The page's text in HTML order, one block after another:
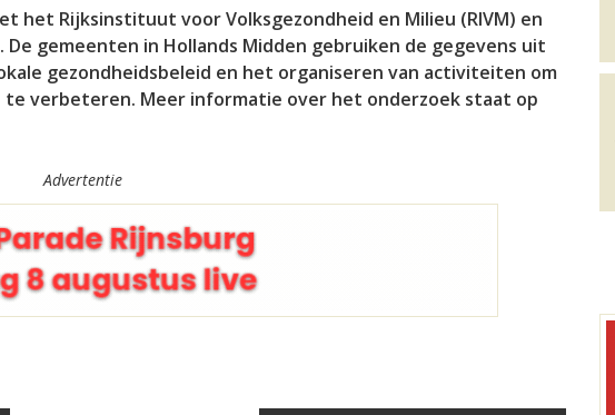
het Rijksinstituut voor Volksgezondheid en Milieu (RIVM) en
gemeenten in Hollands Midden gebruiken de gegevens uit
gezondheidsbeleid en het organiseren van activiteiten om
te verbeteren. Meer informatie over het onderzoek staat op
Advertentie